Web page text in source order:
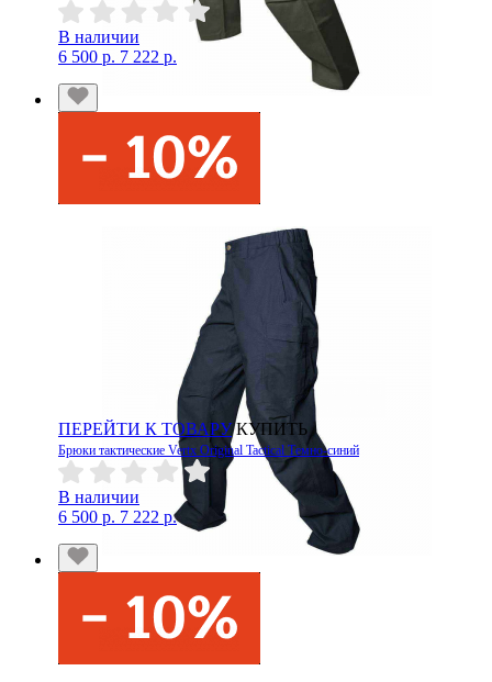
В наличии
6 500 р. 7 222 р.
ПЕРЕЙТИ К ТОВАРУ КУПИТЬ
Брюки тактические Vertx Original Tactical Темно-синий
В наличии
6 500 р. 7 222 р.